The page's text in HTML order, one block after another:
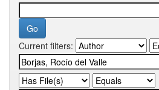
Current filters: